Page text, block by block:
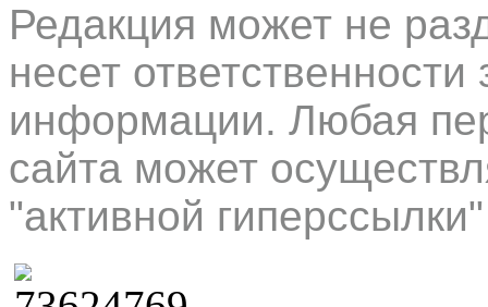
Редакция может не
несет
информации. Любая
сайта может
"активной